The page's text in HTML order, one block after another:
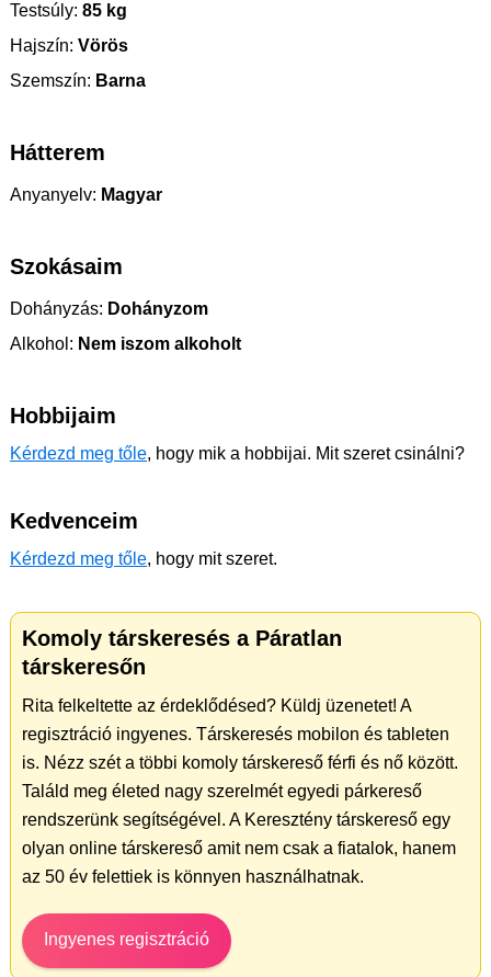
Testsúly: 85 kg
Hajszín: Vörös
Szemszín: Barna
Hátterem
Anyanyelv: Magyar
Szokásaim
Dohányzás: Dohányzom
Alkohol: Nem iszom alkoholt
Hobbijaim
Kérdezd meg tőle, hogy mik a hobbijai. Mit szeret csinálni?
Kedvenceim
Kérdezd meg tőle, hogy mit szeret.
Komoly társkeresés a Páratlan
társkeresőn
Rita felkeltette az érdeklődésed? Küldj üzenetet! A
regisztráció ingyenes. Társkeresés mobilon és tableten
is. Nézz szét a többi komoly társkereső férfi és nő között.
Találd meg életed nagy szerelmét egyedi párkereső
rendszerünk segítségével. A Keresztény társkereső egy
olyan online társkereső amit nem csak a fiatalok, hanem
az 50 év felettiek is könnyen használhatnak.
Ingyenes regisztráció